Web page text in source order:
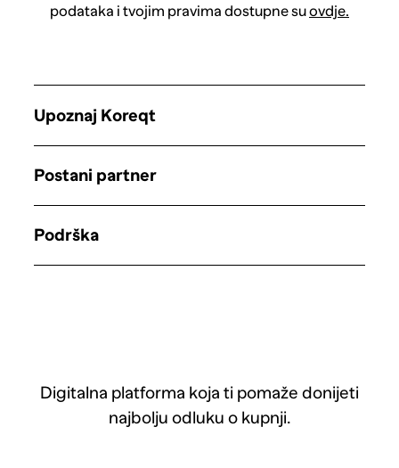
podataka i tvojim pravima dostupne suovdje.
Digitalna platforma koja ti pomaže donijeti
najbolju odluku o kupnji.
Upoznaj Koreqt
Postani partner
Podrška